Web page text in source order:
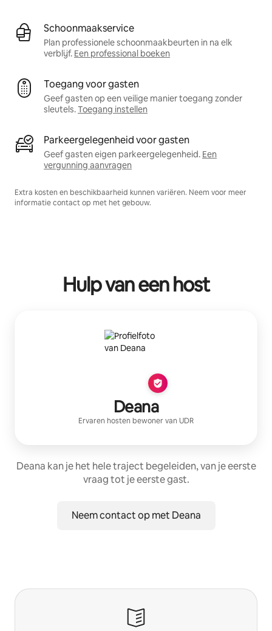
Schoonmaakservice
Plan professionele schoonmaakbeurten in na elk
verblijf. Een professional boeken
Toegang voor gasten
Geef gasten op een veilige manier toegang zonder
sleutels.Toegang instellen
Parkeergelegenheid voor gasten
Geef gasten eigen parkeergelegenheid. Een
vergunning aanvragen
Extra kosten en beschikbaarheid kunnen variëren. Neem voor meer
informatie contact op met het gebouw.
Hulp van een host
Deana
Ervaren hosten bewoner van UDR
Deana kan je het hele traject begeleiden, van je eerste
vraag tot je eerste gast.
Neem contact op met Deana